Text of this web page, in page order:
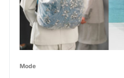
Mode